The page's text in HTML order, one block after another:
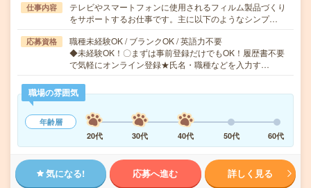
仕事内容
テレビやスマートフォンに使用されるフィルム製品づくり
をサポートするお仕事です。主に以下のようなシンプ…
応募資格
職種未経験OK / ブランクOK / 英語力不要
◆未経験OK！〇まずは事前登録だけでもOK！履歴書不要
で気軽にオンライン登録★氏名・職種などを入力す…
職場の雰囲気
年齢層
20代
30代 40代 50代 60代
気になる! 応募へ進む 詳しく見る